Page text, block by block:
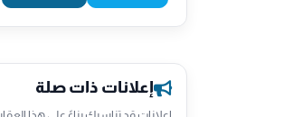
إعلانات ذات صلة